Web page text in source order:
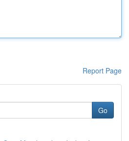
Report Page
Go